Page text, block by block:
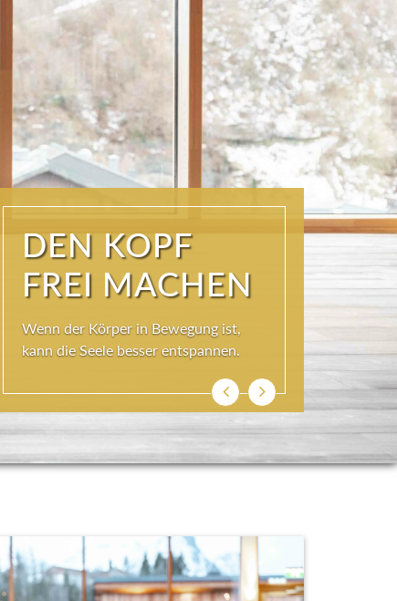
ÜBER DEN
DÄCHERN DER
KURSTADT
Schöner als im SKY SPA kann es im
so viel Himmel wird das Herz ganz
leicht und die Seele weit.
ZurückWeiter